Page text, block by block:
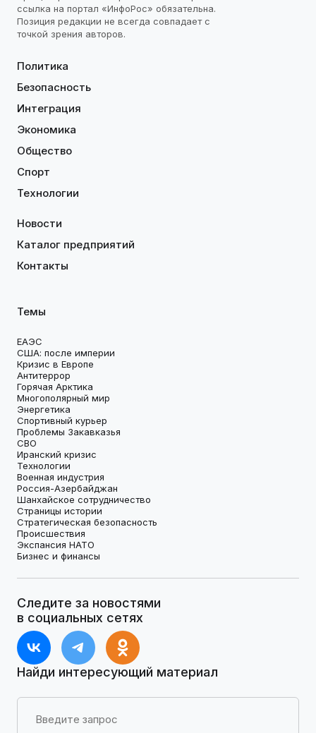
ссылка на портал «ИнфоРос» обязательна.
Позиция редакции не всегда совпадает с
точкой зрения авторов.
Политика
Безопасность
Интеграция
Экономика
Общество
Спорт
Технологии
Новости
Каталог предприятий
Контакты
Темы
ЕАЭС
США: после империи
Кризис в Европе
Антитеррор
Горячая Арктика
Многополярный мир
Энергетика
Спортивный курьер
Проблемы Закавказья
СВО
Иранский кризис
Технологии
Военная индустрия
Россия-Азербайджан
Шанхайское сотрудничество
Страницы истории
Стратегическая безопасность
Происшествия
Экспансия НАТО
Бизнес и финансы
Следите за новостями
в социальных сетях
Найди интересующий материал